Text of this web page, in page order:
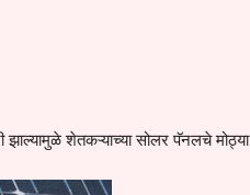
झाल्यामुळे शेतकऱ्याच्या सोलर पॅनलचे मोठ्या